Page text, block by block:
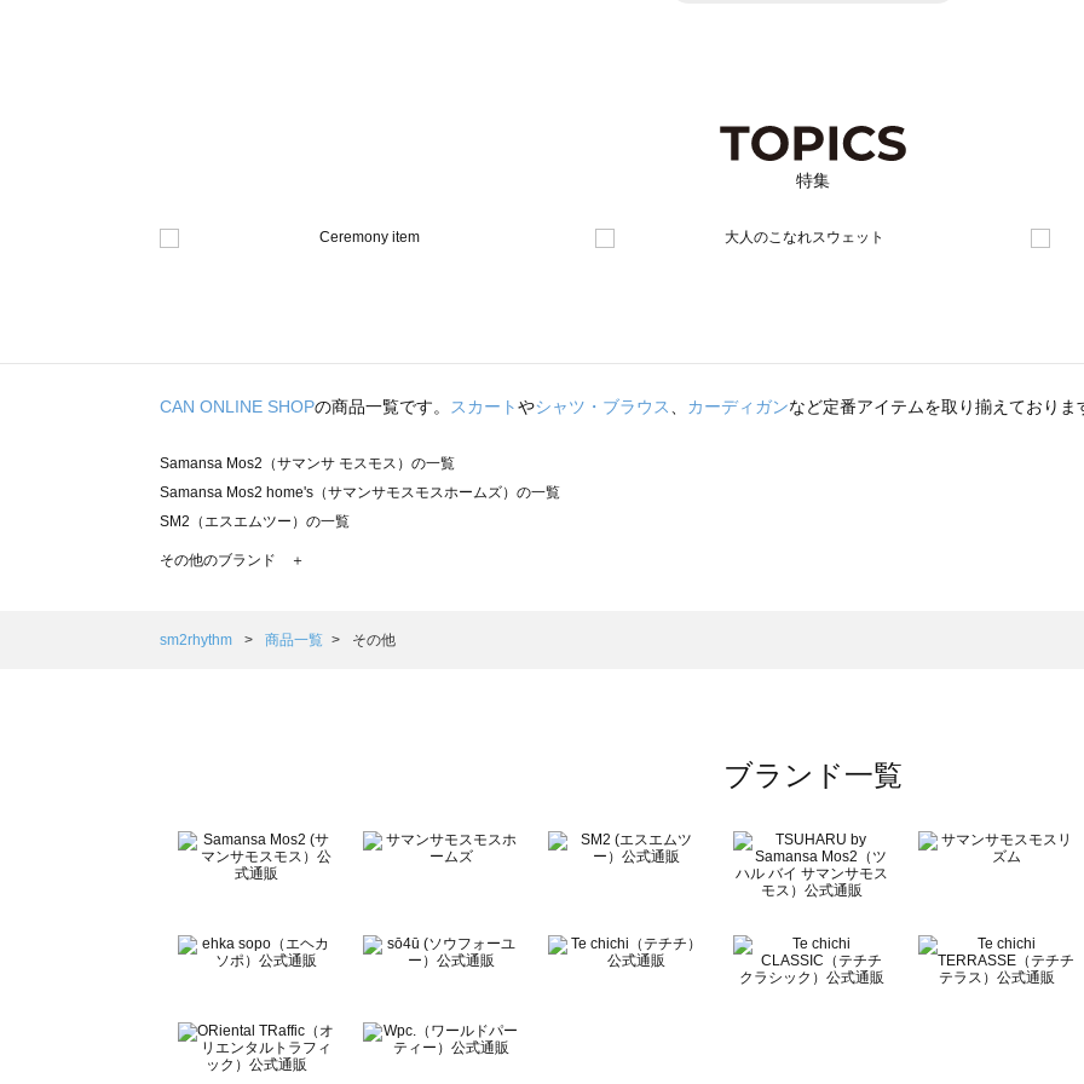
特集
CAN ONLINE SHOPの商品一覧です。 スカートやシャツ・ブラウス、 カーディガンなど定番アイテムを取り揃えておりま
Samansa Mos2（サマンサ モスモス）の一覧
Samansa Mos2 home's（サマンサモスモスホームズ）の一覧
SM2（エスエムツー）の一覧
TSUHARU by Samansa Mos2（ツハルバイサマンサモスモス）の一覧
Samansa Mos2 Lagom（サマンサモスモス ラーゴム）の一覧
BETTY'S BLUE（べティーズブルー）の一覧
Wpc.（ワールドパーティー）の一覧
その他のブランド ＋
sm2rhythm 商品一覧 その他
ブランド一覧